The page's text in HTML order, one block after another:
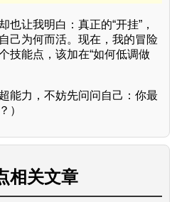
让我明白：真正的“开挂”，
己为何而活。现在，我的冒险
能点，该加在“如何低调做
能力，不妨先问问自己：你最
）
相关文章